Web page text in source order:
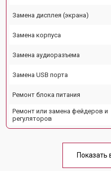
Замена дисплея (экрана)
Замена корпуса
Замена аудиоразъема
Замена USB порта
Ремонт блока питания
Ремонт или замена фейдеров и
регуляторов
Показать